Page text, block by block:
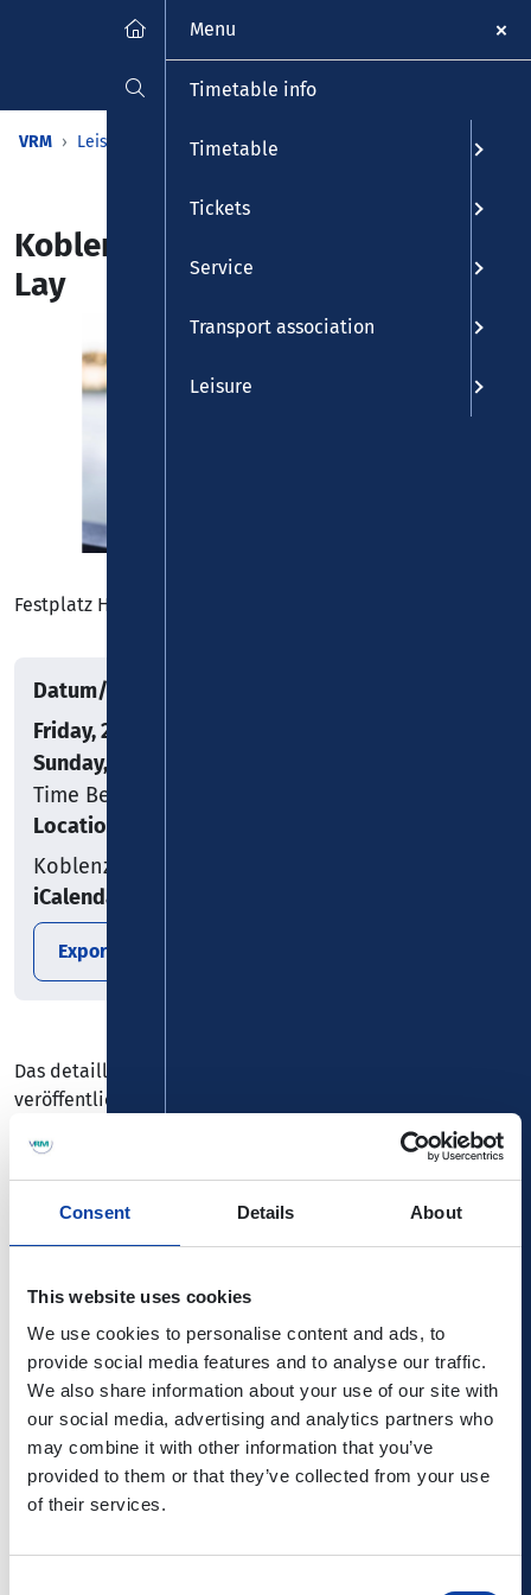
Consent Details About
This website uses cookies
We use cookies to personalise content and ads, to
provide social media features and to analyse our traffic.
We also share information about your use of our site with
our social media, advertising and analytics partners who
may combine it with other information that you’ve
provided to them or that they’ve collected from your use
of their services.
VRM Leisure Calendar Events
Koblenzer Weinfest im Stadtteil
Lay
Festplatz Hirtenstraße, Koblenz-Lay, Koblenz
Datum/Uhrzeit
Friday, 25.09.2026
Sunday, 27.09.2026
Time Begin: 17:00
Location
Koblenz
iCalendar
Export date
Das detaillierte Programm wird im Jahresverlauf
veröffentlicht.
Freitag, den 25.09.2026
17:00 Uhr Eröffnung der Wein- und Verköstigungsstände
19:00 Uhr Offizielle Eröffnung des Weinfestes
ab 15:00 Uhr Spiel und Spaß für Kinder
16:00 Uhr Musik in der Weingass
20:00 Uhr Livemusik in der Weingass
Sonntag, den 27.09.2026
11:00 Uhr Happy Programm beginnt
17:00 Uhr Livemusik in der Weingass
Menu
Timetable info
Timetable
Tickets
Service
Transport association
Leisure